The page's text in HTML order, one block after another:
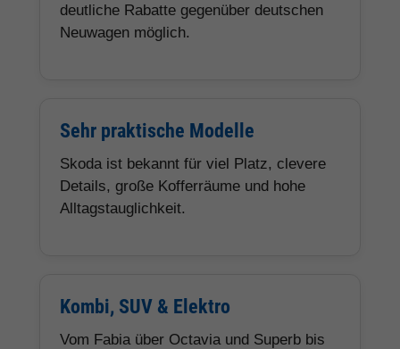
deutliche Rabatte gegenüber deutschen
Neuwagen möglich.
Sehr praktische Modelle
Skoda ist bekannt für viel Platz, clevere
Details, große Kofferräume und hohe
Alltagstauglichkeit.
Kombi, SUV & Elektro
Vom Fabia über Octavia und Superb bis